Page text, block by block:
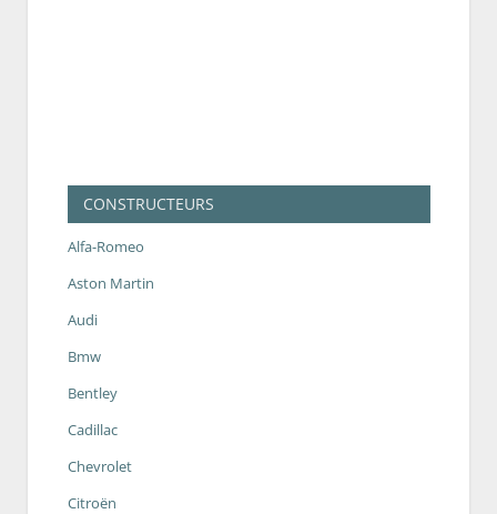
CONSTRUCTEURS
Alfa-Romeo
Aston Martin
Audi
Bmw
Bentley
Cadillac
Chevrolet
Citroën